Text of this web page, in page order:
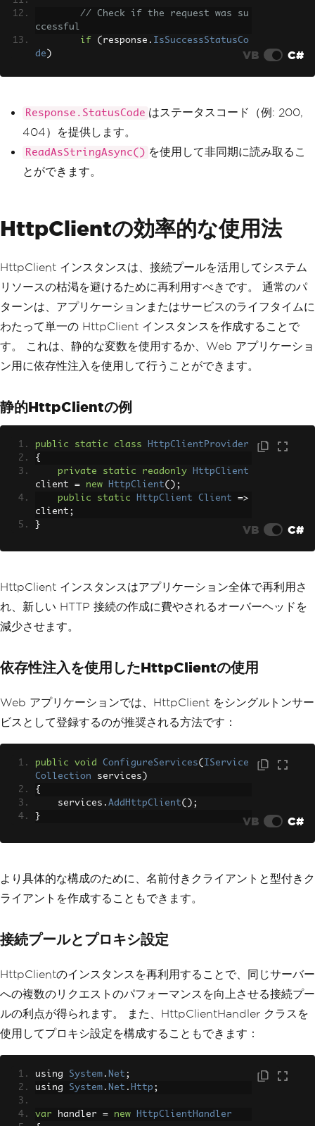
// Check if the request was su
ccessful
if
( response . IsSuccessStatusCo
de )
Console
WriteLine( response
Body
}
else
}
VB C#
Response.StatusCode はステータスコード（例: 200,
404）を提供します。
ReadAsStringAsync() を使用して非同期に読み取るこ
とができます。
HttpClientの効率的な使用法
HttpClient インスタンスは、接続プールを活用してシステム
リソースの枯渇を避けるために再利用すべきです。 通常のパ
ターンは、アプリケーションまたはサービスのライフタイムに
わたって単一の HttpClient インスタンスを作成することで
す。 これは、静的な変数を使用するか、Web アプリケーショ
ン用に依存性注入を使用して行うことができます。
静的HttpClientの例
public static class
HttpClientProvider
{
private
static readonly
HttpClient
client = new HttpClient();
public
static HttpClient Client
=>
client ;
}
VB C#
HttpClient インスタンスはアプリケーション全体で再利用さ
れ、新しい HTTP 接続の作成に費やされるオーバーヘッドを
減少させます。
依存性注入を使用したHttpClientの使用
Web アプリケーションでは、HttpClient をシングルトンサー
ビスとして登録するのが推奨される方法です：
public void ConfigureServices( IService
Collection services )
{
    services
. AddHttpClient();
}
VB C#
より具体的な構成のために、名前付きクライアントと型付きク
ライアントを作成することもできます。
接続プールとプロキシ設定
HttpClientのインスタンスを再利用することで、同じサーバー
への複数のリクエストのパフォーマンスを向上させる接続プー
ルの利点が得られます。 また、HttpClientHandler クラスを
使用してプロキシ設定を構成することもできます：
using System . Net ;
using System . Net . Http ;
var handler = new
HttpClientHandler